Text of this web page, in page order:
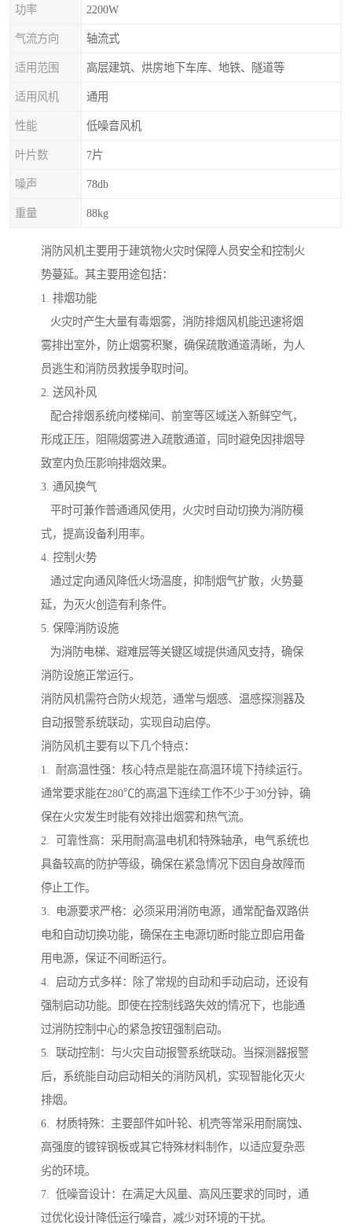
功率 2200W
气流方向 轴流式
适用范围 高层建筑、烘房地下车库、地铁、隧道等
适用风机 通用
性能 低噪音风机
叶片数 7片
噪声 78db
重量 88kg
消防风机主要用于建筑物火灾时保障人员安全和控制火
势蔓延。其主要用途包括：
1. 排烟功能
火灾时产生大量有毒烟雾，消防排烟风机能迅速将烟
雾排出室外，防止烟雾积聚，确保疏散通道清晰，为人
员逃生和消防员救援争取时间。
2. 送风补风
配合排烟系统向楼梯间、前室等区域送入新鲜空气，
形成正压，阻隔烟雾进入疏散通道，同时避免因排烟导
致室内负压影响排烟效果。
3. 通风换气
平时可兼作普通通风使用，火灾时自动切换为消防模
式，提高设备利用率。
4. 控制火势
通过定向通风降低火场温度，抑制烟气扩散，火势蔓
延，为灭火创造有利条件。
5. 保障消防设施
为消防电梯、避难层等关键区域提供通风支持，确保
消防设施正常运行。
消防风机需符合防火规范，通常与烟感、温感探测器及
自动报警系统联动，实现自动启停。
消防风机主要有以下几个特点：
1. 耐高温性强：核心特点是能在高温环境下持续运行。
通常要求能在280℃的高温下连续工作不少于30分钟，确
保在火灾发生时能有效排出烟雾和热气流。
2. 可靠性高：采用耐高温电机和特殊轴承，电气系统也
具备较高的防护等级，确保在紧急情况下因自身故障而
停止工作。
3. 电源要求严格：必须采用消防电源，通常配备双路供
电和自动切换功能，确保在主电源切断时能立即启用备
用电源，保证不间断运行。
4. 启动方式多样：除了常规的自动和手动启动，还设有
强制启动功能。即使在控制线路失效的情况下，也能通
过消防控制中心的紧急按钮强制启动。
5. 联动控制：与火灾自动报警系统联动。当探测器报警
后，系统能自动启动相关的消防风机，实现智能化灭火
排烟。
6. 材质特殊：主要部件如叶轮、机壳等常采用耐腐蚀、
高强度的镀锌钢板或其它特殊材料制作，以适应复杂恶
劣的环境。
7. 低噪音设计：在满足大风量、高风压要求的同时，通
过优化设计降低运行噪音，减少对环境的干扰。